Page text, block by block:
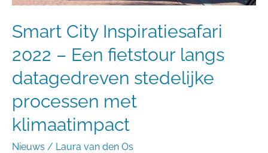
Smart City Inspiratiesafari
2022 – Een fietstour langs
datagedreven stedelijke
processen met
klimaatimpact
Nieuws / Laura van den Os
processen
met
klimaatimpact